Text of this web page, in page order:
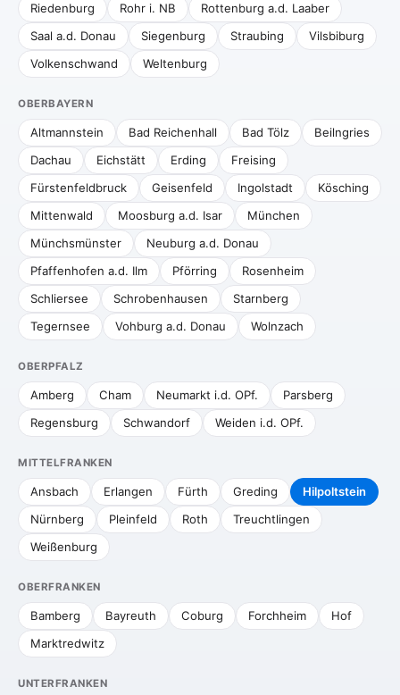
Riedenburg
Rohr i. NB
Rottenburg a.d. Laaber
Saal a.d. Donau
Siegenburg Straubing
Vilsbiburg
Volkenschwand
Weltenburg
OBERBAYERN
Altmannstein Bad Reichenhall Bad Tölz
Beilngries
Dachau
Eichstätt Erding
Freising
Fürstenfeldbruck
Geisenfeld Ingolstadt
Kösching
Mittenwald
Moosburg a.d. Isar
München
Münchsmünster
Neuburg a.d. Donau
Pfaffenhofen a.d. Ilm
Pförring
Rosenheim
Schliersee
Schrobenhausen
Starnberg
Tegernsee
Vohburg a.d. Donau Wolnzach
OBERPFALZ
Amberg Cham Neumarkt i.d. OPf.
Parsberg
Regensburg
Schwandorf Weiden i.d. OPf.
MITTELFRANKEN
Ansbach Erlangen Fürth Greding
Hilpoltstein
Nürnberg
Pleinfeld Roth
Treuchtlingen
Weißenburg
OBERFRANKEN
Bamberg Bayreuth Coburg Forchheim
Hof
Marktredwitz
UNTERFRANKEN